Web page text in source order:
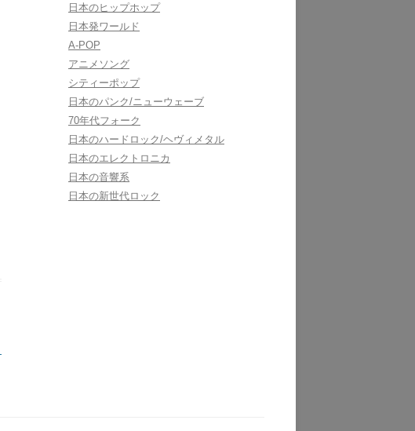
日本のヒップホップ
日本発ワールド
A-POP
アニメソング
シティーポップ
日本のパンク/ニューウェーブ
70年代フォーク
日本のハードロック/ヘヴィメタル
日本のエレクトロニカ
日本の音響系
日本の新世代ロック